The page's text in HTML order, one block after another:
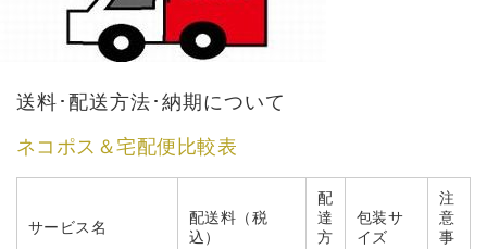
送料･配送方法･納期について
ネコポス＆宅配便比較表
サービス名
配送料（税
込）
配
達
方
包装サ
イズ
注
意
事